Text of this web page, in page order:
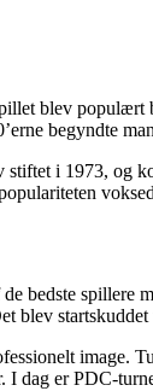
blev
begyndte
i 1973, og
bedste
blev
image.
er PDC-